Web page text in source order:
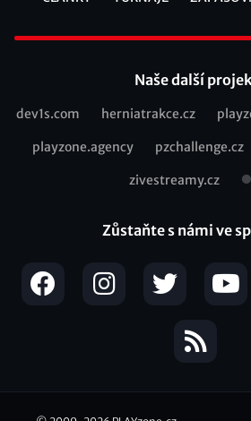
Naše další
Recommended
dev1s.com herniatrakce.cz
playzone.agency pzchallenge.cz
zivestreamy.cz
Zůstaňte s námi ve